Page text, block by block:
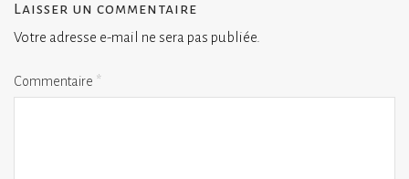
Laisser un commentaire
Votre adresse e-mail ne sera pas publiée.
Commentaire *